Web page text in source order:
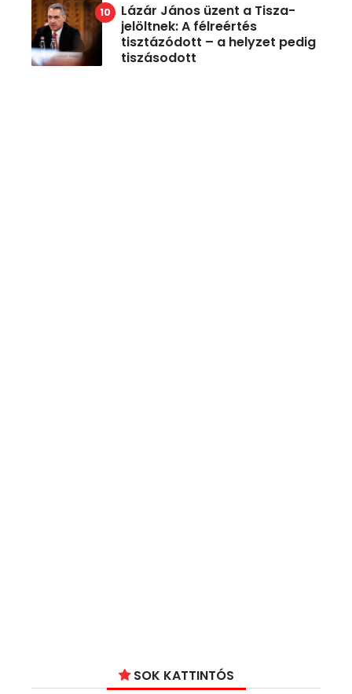
Lázár János üzent a Tisza-
jelöltnek: A félreértés
tisztázódott – a helyzet pedig
tiszásodott
SOK KATTINTÓS